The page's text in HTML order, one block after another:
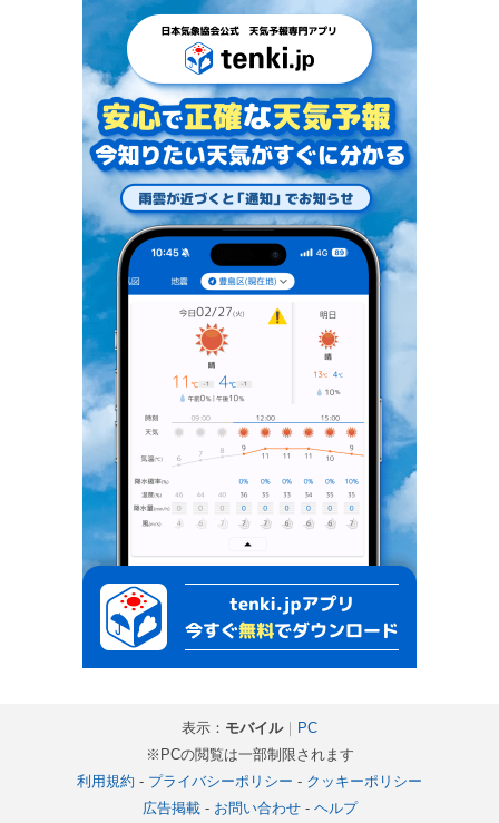
表示： モバイル｜ PC
※PCの閲覧は一部制限されます
利用規約 - プライバシーポリシー - クッキーポリシー
広告掲載- お問い合わせ- ヘルプ